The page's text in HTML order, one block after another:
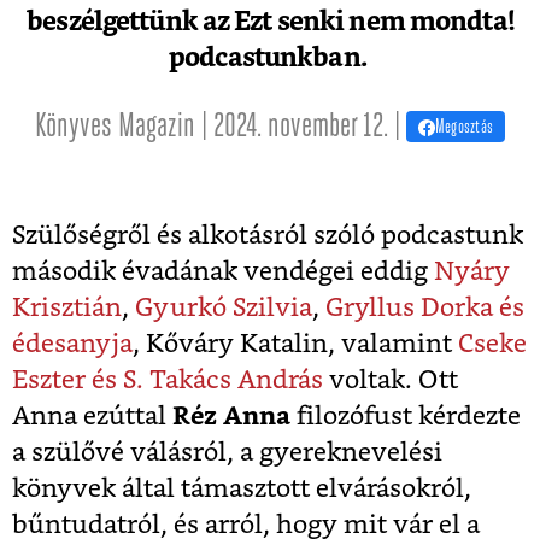
beszélgettünk az Ezt senki nem mondta!
podcastunkban.
Könyves Magazin | 2024. november 12. | Megosztás
Szülőségről és alkotásról szóló podcastunk
második évadának vendégei eddig Nyáry
Krisztián, Gyurkó Szilvia, Gryllus Dorka és
édesanyja, Kőváry Katalin, valamint Cseke
Eszter és S. Takács András voltak. Ott
Anna ezúttal Réz Anna filozófust kérdezte
a szülővé válásról, a gyereknevelési
könyvek által támasztott elvárásokról,
bűntudatról, és arról, hogy mit vár el a